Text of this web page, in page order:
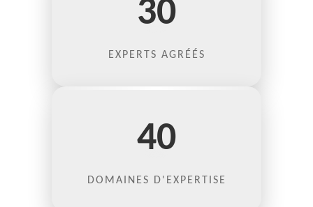
30
EXPERTS AGRÉÉS
40
DOMAINES D'EXPERTISE